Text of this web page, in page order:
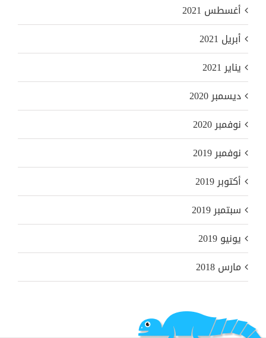
أغسطس 2021
أبريل 2021
يناير 2021
ديسمبر 2020
نوفمبر 2020
نوفمبر 2019
أكتوبر 2019
سبتمبر 2019
يونيو 2019
مارس 2018